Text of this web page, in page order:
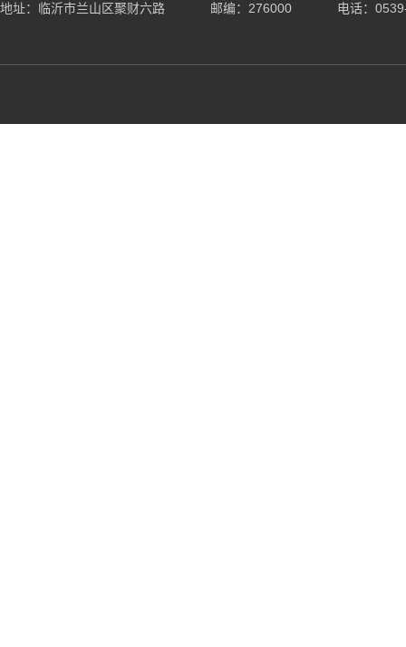
地址：临沂市兰山区聚财六路 邮编：276000 电话：